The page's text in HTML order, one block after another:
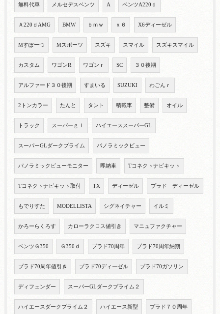
無料代車 メルセデスベンツ A ベンツA220ｄ
Ａ220ｄAMG BMW ｂｍｗ ｘ６ X6ディーゼル
Mすぽーつ Mスポーツ スズキ スマイル スズキスマイル
カスタム ワゴンR ワゴンｒ SC ３０後期
アルファード３０後期 すまいる SUZUKI わごんｒ
2トンカラー たんと タント 積載車 整備 オイル
トラック スーパーｇｌ ハイエーススーパーGL
スーパーGLダークプライム パノラミックビュー
パノラミックビューモニター 即納車 Tコネクトナビキット
Tコネクトナビキット取付 TX ディーゼル プラド ディーゼル
もでりすた MODELLISTA シグネイチャー イルミ
かろーらくろす カローラクロス値引き マニュファクチャー
ベンツＧ350 Ｇ350ｄ プラド70周年 プラド70周年納期
プラド70周年値引き プラド70ディーゼル プラド70ガソリン
ディフェンダー スーパーGLダークプライム２
ハイエースダークプライム２ ハイエース新型 プラド７０周年